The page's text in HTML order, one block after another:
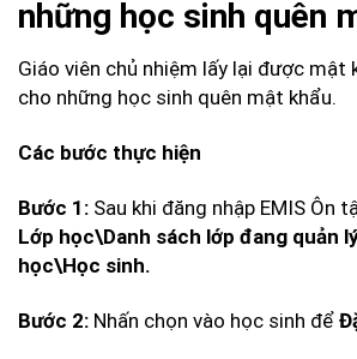
những học sinh quên
Giáo viên chủ nhiệm lấy lại được mật
cho những học sinh quên mật khẩu.
Các bước thực hiện
Bước 1: Sau khi đăng nhập EMIS Ôn
Lớp học\Danh sách lớp đang quản
học\Học sinh.
Bước 2: Nhấn chọn vào học sinh để